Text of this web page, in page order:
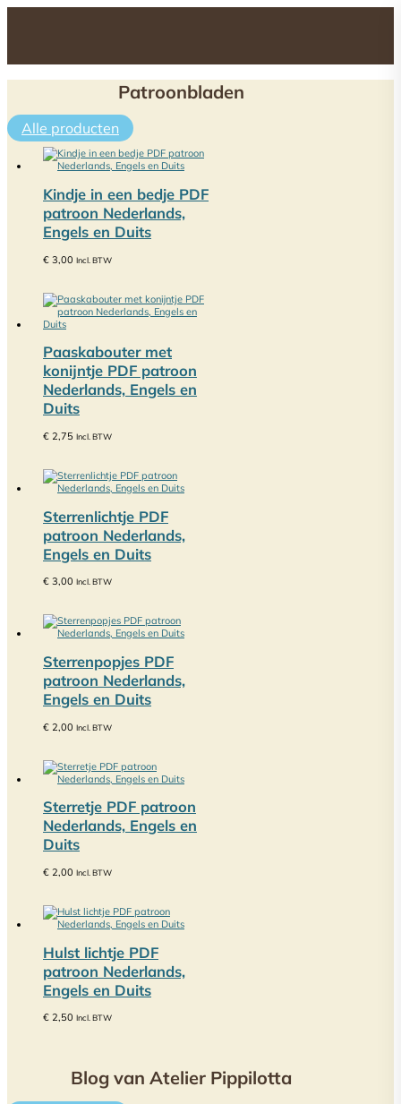
Patroonbladen
Alle producten
Kindje in een bedje PDF
patroon Nederlands,
Engels en Duits
€ 3,00 Incl. BTW
Paaskabouter met
konijntje PDF patroon
Nederlands, Engels en
Duits
€ 2,75 Incl. BTW
Sterrenlichtje PDF
patroon Nederlands,
Engels en Duits
€ 3,00 Incl. BTW
Sterrenpopjes PDF
patroon Nederlands,
Engels en Duits
€ 2,00 Incl. BTW
Sterretje PDF patroon
Nederlands, Engels en
Duits
€ 2,00 Incl. BTW
Hulst lichtje PDF
patroon Nederlands,
Engels en Duits
€ 2,50 Incl. BTW
Blog van Atelier Pippilotta